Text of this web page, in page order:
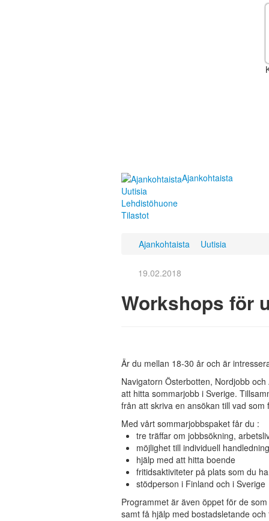
Ajankohtaista
Uutisia
Lehdistöhuone
Tilastot
Ajankohtaista Uutisia
19.02.2018
Workshops för
Är du mellan 18-30 år och är
Navigatorn Österbotten, Nordjobb
att hitta sommarjobb i Sverige.
från att skriva en ansökan till vad
Med vårt sommarjobbspaket får du :
tre träffar om jobbsökning,
möjlighet till individuell
hjälp med att hitta boende
fritidsaktiviteter på plats som du
stödperson i Finland och i Sverige
Programmet är även öppet för de
samt få hjälp med bostadsletande och